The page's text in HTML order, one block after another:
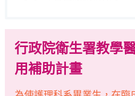
行政院衛生署教學
用補助計畫